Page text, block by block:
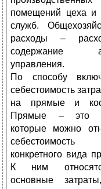
помещений цеха и
служб.
расходы –
содержание
управления.
По способу
себестоимость
на прямые и
Прямые – это
которые можно
себестоимость
конкретного вида
К ним
основные